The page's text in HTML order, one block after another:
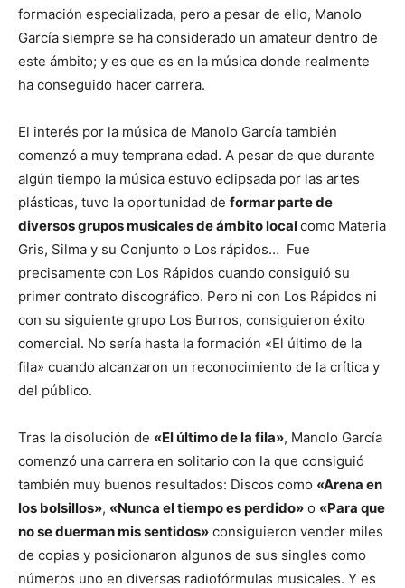
formación especializada, pero a pesar de ello, Manolo
García siempre se ha considerado un amateur dentro de
este ámbito; y es que es en la música donde realmente
ha conseguido hacer carrera.
El interés por la música de Manolo García también
comenzó a muy temprana edad. A pesar de que durante
algún tiempo la música estuvo eclipsada por las artes
plásticas, tuvo la oportunidad de formar parte de
diversos grupos musicales de ámbito localcomo Materia
Gris, Silma y su Conjunto o Los rápidos… Fue
precisamente con Los Rápidos cuando consiguió su
primer contrato discográfico. Pero ni con Los Rápidos ni
con su siguiente grupo Los Burros, consiguieron éxito
comercial. No sería hasta la formación «El último de la
fila» cuando alcanzaron un reconocimiento de la crítica y
del público.
Tras la disolución de «El último de la fila», Manolo García
comenzó una carrera en solitario con la que consiguió
también muy buenos resultados: Discos como «Arena en
los bolsillos», «Nunca el tiempo es perdido» o «Para que
no se duerman mis sentidos» consiguieron vender miles
de copias y posicionaron algunos de sus singles como
números uno en diversas radiofórmulas musicales. Y es